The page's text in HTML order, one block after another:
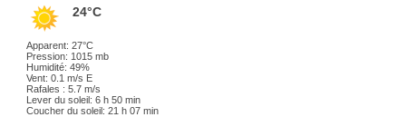
24°C
Apparent: 27°C
Pression: 1015 mb
Humidité: 49%
Vent: 0.1 m/s E
Rafales : 5.7 m/s
Lever du soleil: 6 h 50 min
Coucher du soleil: 21 h 07 min